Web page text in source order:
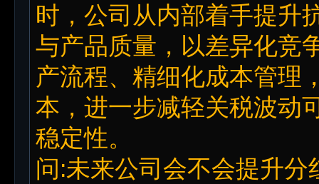
时，公司从内部着手提升
与产品质量，以差异化竞
产流程、精细化成本管理
本，进一步减轻关税波动
稳定性。
问:未来公司会不会提升